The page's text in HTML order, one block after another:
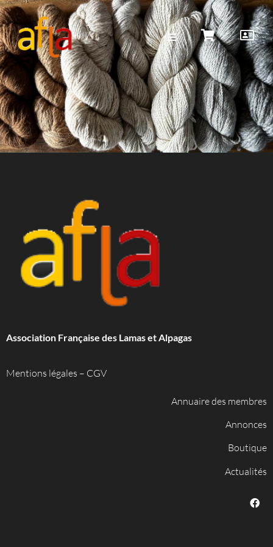
Association Française des Lamas et Alpagas
Mentions légales – CGV
Annuaire des membres
Annonces
Boutique
Actualités